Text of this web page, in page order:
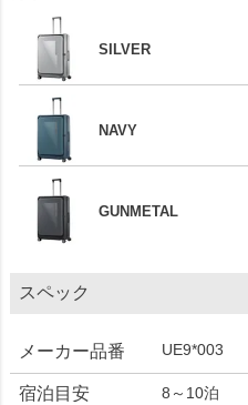
SILVER
NAVY
GUNMETAL
スペック
メーカー品番 UE9*003
宿泊目安 8～10泊